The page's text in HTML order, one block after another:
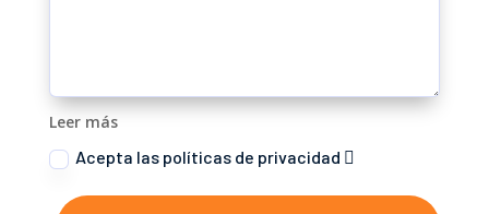
Leer más
Acepta las políticas de privacidad